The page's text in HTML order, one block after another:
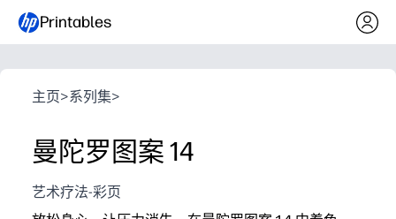
Printables
主页>系列集>
曼陀罗图案 14
艺术疗法-彩页